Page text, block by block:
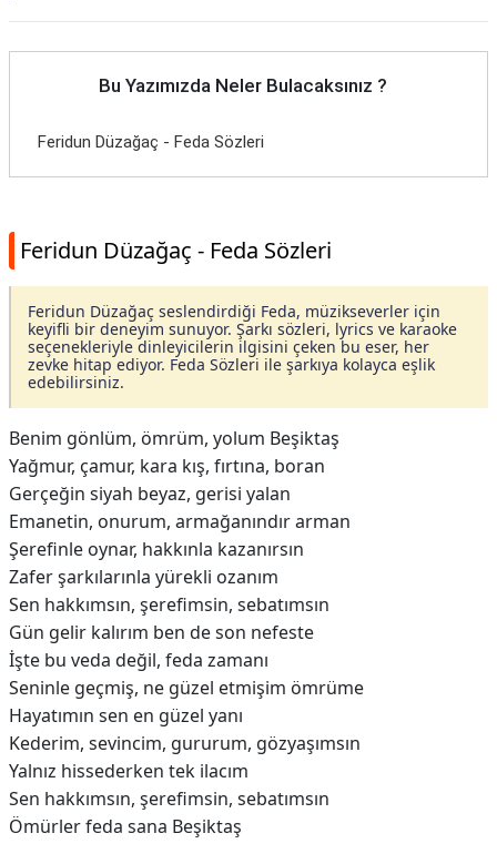
Bu Yazımızda Neler Bulacaksınız ?
Feridun Düzağaç - Feda Sözleri
Feridun Düzağaç - Feda Sözleri
Feridun Düzağaç seslendirdiği Feda, müzikseverler için
keyifli bir deneyim sunuyor. Şarkı sözleri, lyrics ve karaoke
seçenekleriyle dinleyicilerin ilgisini çeken bu eser, her
zevke hitap ediyor. Feda Sözleri ile şarkıya kolayca eşlik
edebilirsiniz.
Benim gönlüm, ömrüm, yolum Beşiktaş
Yağmur, çamur, kara kış, fırtına, boran
Gerçeğin siyah beyaz, gerisi yalan
Emanetin, onurum, armağanındır arman
Şerefinle oynar, hakkınla kazanırsın
Zafer şarkılarınla yürekli ozanım
Sen hakkımsın, şerefimsin, sebatımsın
Gün gelir kalırım ben de son nefeste
İşte bu veda değil, feda zamanı
Seninle geçmiş, ne güzel etmişim ömrüme
Hayatımın sen en güzel yanı
Kederim, sevincim, gururum, gözyaşımsın
Yalnız hissederken tеk ilacım
Sen hakkımsın, şerefimsin, sеbatımsın
Ömürler feda sana Beşiktaş